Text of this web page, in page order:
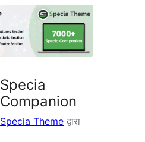
Specia
Companion
Specia Theme द्वारा